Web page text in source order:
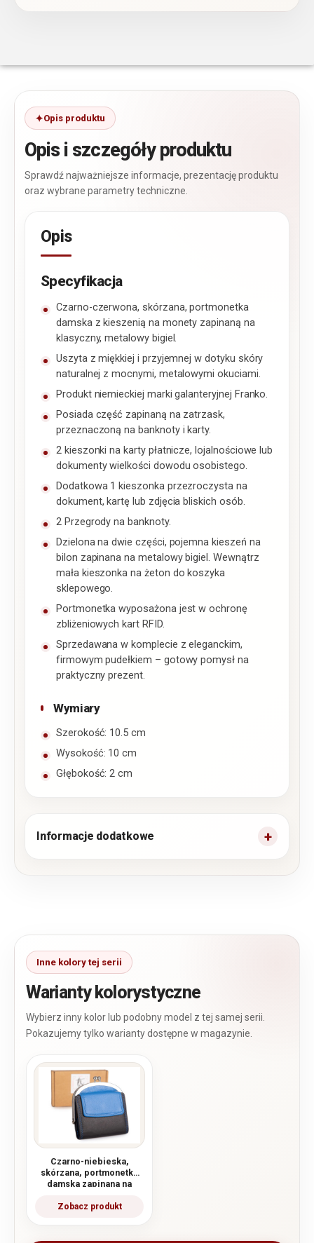
Opis produktu
Opis i szczegóły produktu
Sprawdź najważniejsze informacje, prezentację produktu
oraz wybrane parametry techniczne.
Opis
Specyfikacja
Czarno-czerwona, skórzana, portmonetka
damska z kieszenią na monety zapinaną na
klasyczny, metalowy bigiel.
Uszyta z miękkiej i przyjemnej w dotyku skóry
naturalnej z mocnymi, metalowymi okuciami.
Produkt niemieckiej marki galanteryjnej Franko.
Posiada część zapinaną na zatrzask,
przeznaczoną na banknoty i karty.
2 kieszonki na karty płatnicze, lojalnościowe lub
dokumenty wielkości dowodu osobistego.
Dodatkowa 1 kieszonka przezroczysta na
dokument, kartę lub zdjęcia bliskich osób.
2 Przegrody na banknoty.
Dzielona na dwie części, pojemna kieszeń na
bilon zapinana na metalowy bigiel. Wewnątrz
mała kieszonka na żeton do koszyka
sklepowego.
Portmonetka wyposażona jest w ochronę
zbliżeniowych kart RFID.
Sprzedawana w komplecie z eleganckim,
firmowym pudełkiem – gotowy pomysł na
praktyczny prezent.
Wymiary
Szerokość: 10.5 cm
Wysokość: 10 cm
Głębokość: 2 cm
Informacje dodatkowe
Warianty kolorystyczne
Czarno-niebieska,
skórzana, portmonetka
damska zapinana na
bigiel RFID